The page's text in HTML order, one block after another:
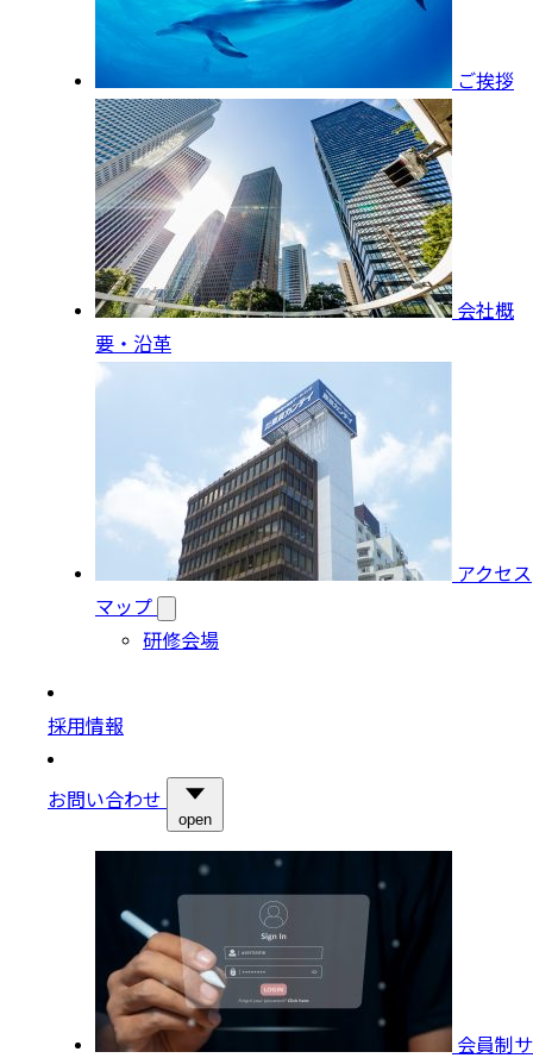
ご挨拶
会社概
要・沿革
アクセス
マップ
研修会場
採用情報
お問い合わせ
open
会員制サ